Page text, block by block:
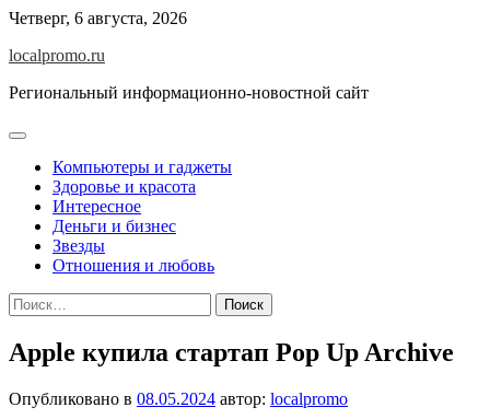
Перейти
содержимому
Четверг, 6 августа, 2026
localpromo.ru
Региональный информационно-новостной сайт
Компьютеры и гаджеты
Здоровье и красота
Интересное
Деньги и бизнес
Звезды
Отношения и любовь
Найти:
Apple купила стартап Pop Up Archive
Опубликовано в 08.05.2024 автор: localpromo